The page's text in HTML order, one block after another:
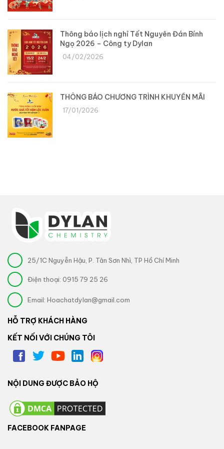
Thông báo lịch nghỉ Tết Nguyên Đán Bính
Ngọ 2026 – Công ty Dylan
04/02/2026
THÔNG BÁO CHƯƠNG TRÌNH KHUYẾN MÃI
17/01/2026
25/1C Nguyễn Hậu, P. Tân Sơn Nhì, TP Hồ Chí Minh
Điện thoại: 0915 79 25 26
Email: Hoachatdylan@gmail.com
HỖ TRỢ KHÁCH HÀNG
KẾT NỐI VỚI CHÚNG TÔI
NỘI DUNG ĐƯỢC BẢO HỘ
FACEBOOK FANPAGE